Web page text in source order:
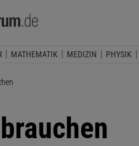
MATHEMATIK MEDIZIN PHYSIK